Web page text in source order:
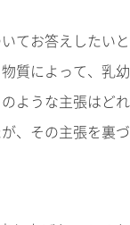
てお答えしたい
質によって、乳
ような主張はど
、その主張を裏